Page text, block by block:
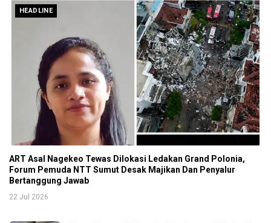
HEADLINE
ART Asal Nagekeo Tewas Dilokasi Ledakan Grand Polonia,
Forum Pemuda NTT Sumut Desak Majikan Dan Penyalur
Bertanggung Jawab
22 Jul 2026